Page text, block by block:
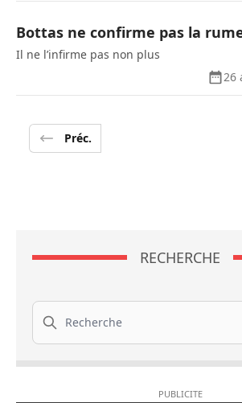
Bottas ne confirme pas la
Il ne l’infirme pas non plus
26
Préc.
RECHERCHE
Recherche